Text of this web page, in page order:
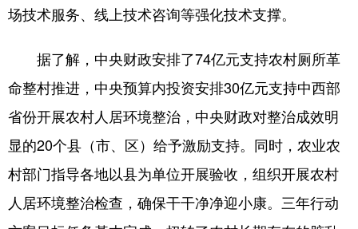
陕西 甘肃 青海
新疆 内蒙古 黑龙江
多语种频道
English Español Français عربى
Deutsch Português
场技术服务、线上技术咨询等强化技术支撑。
据了解，中央财政安排了74亿元支持农村厕所革
命整村推进，中央预算内投资安排30亿元支持中西部
省份开展农村人居环境整治，中央财政对整治成效明
显的20个县（市、区）给予激励支持。同时，农业农
村部门指导各地以县为单位开展验收，组织开展农村
人居环境整治检查，确保干干净净迎小康。三年行动